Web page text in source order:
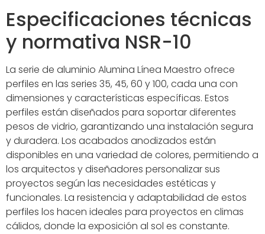
Especificaciones técnicas
y normativa NSR-10
La serie de aluminio Alumina Línea Maestro ofrece
perfiles en las series 35, 45, 60 y 100, cada una con
dimensiones y características específicas. Estos
perfiles están diseñados para soportar diferentes
pesos de vidrio, garantizando una instalación segura
y duradera. Los acabados anodizados están
disponibles en una variedad de colores, permitiendo a
los arquitectos y diseñadores personalizar sus
proyectos según las necesidades estéticas y
funcionales. La resistencia y adaptabilidad de estos
perfiles los hacen ideales para proyectos en climas
cálidos, donde la exposición al sol es constante.